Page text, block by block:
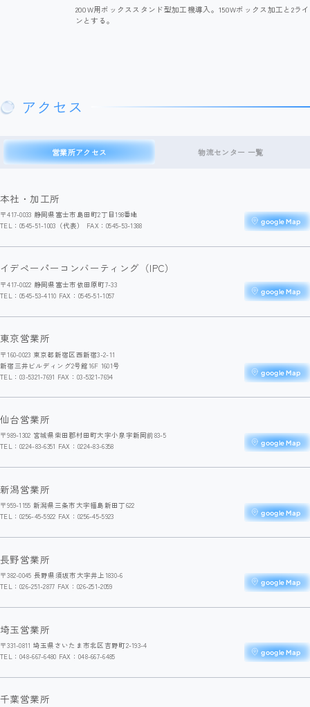
200W用ボックススタンド型加工機導入。150Wボックス加工と2ライ
ンとする。
アクセス
営業所アクセス 物流センター 一覧
本社・加工所
〒417-0033 静岡県富士市島田町2丁目198番地
TEL：0545-51-1003（代表） FAX：0545-53-1388
google Map
イデペーパーコンバーティング（IPC）
〒417-0022 静岡県富士市依田原町7-33
TEL：0545-53-4110 FAX：0545-51-1057
google Map
東京営業所
〒160-0023 東京都新宿区西新宿3-2-11
新宿三井ビルディング2号館16F 1601号
TEL：03-5321-7691 FAX：03-5321-7694
google Map
仙台営業所
〒989-1302 宮城県柴田郡村田町大字小泉字新岡前83-5
TEL：0224-83-6351 FAX：0224-83-6358
google Map
新潟営業所
〒959-1155 新潟県三条市大字福島新田丁622
TEL：0256-45-5922 FAX：0256-45-5923
google Map
長野営業所
〒382-0045 長野県須坂市大字井上1830-6
TEL：026-251-2877 FAX：026-251-2059
google Map
埼玉営業所
〒331-0811 埼玉県さいたま市北区吉野町2-193-4
TEL：048-667-6480 FAX：048-667-6485
google Map
千葉営業所